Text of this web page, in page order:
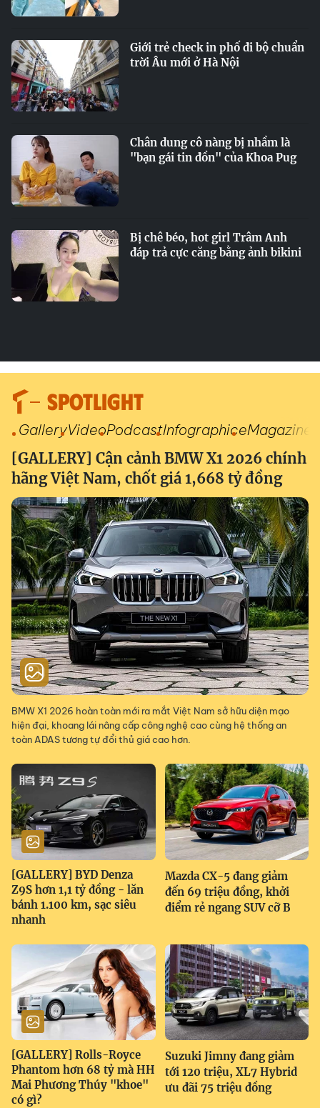
Giới trẻ check in phố đi bộ chuẩn
trời Âu mới ở Hà Nội
Chân dung cô nàng bị nhầm là
"bạn gái tin đồn" của Khoa Pug
Bị chê béo, hot girl Trâm Anh
đáp trả cực căng bằng ảnh bikini
SPOTLIGHT
GalleryVideoPodcastInfographiceMagazine
[GALLERY] Cận cảnh BMW X1 2026 chính
hãng Việt Nam, chốt giá 1,668 tỷ đồng
BMW X1 2026 hoàn toàn mới ra mắt Việt Nam sở hữu diện mạo
hiện đại, khoang lái nâng cấp công nghệ cao cùng hệ thống an
toàn ADAS tương tự đổi thủ giá cao hơn.
[GALLERY] BYD Denza
Z9S hơn 1,1 tỷ đồng - lăn
bánh 1.100 km, sạc siêu
nhanh
Mazda CX-5 đang giảm
đến 69 triệu đồng, khởi
điểm rẻ ngang SUV cỡ B
[GALLERY] Rolls-Royce
Phantom hơn 68 tỷ mà HH
Mai Phương Thúy "khoe"
có gì?
Suzuki Jimny đang giảm
tới 120 triệu, XL7 Hybrid
ưu đãi 75 triệu đồng